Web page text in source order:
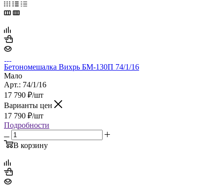
Бетономешалка Вихрь БМ-130П 74/1/16
Мало
Арт.: 74/1/16
17 790 ₽/шт
Варианты цен
17 790 ₽/шт
Подробности
В корзину